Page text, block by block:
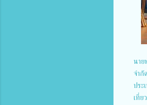
นาย
จำกั
ประ
เที่ย